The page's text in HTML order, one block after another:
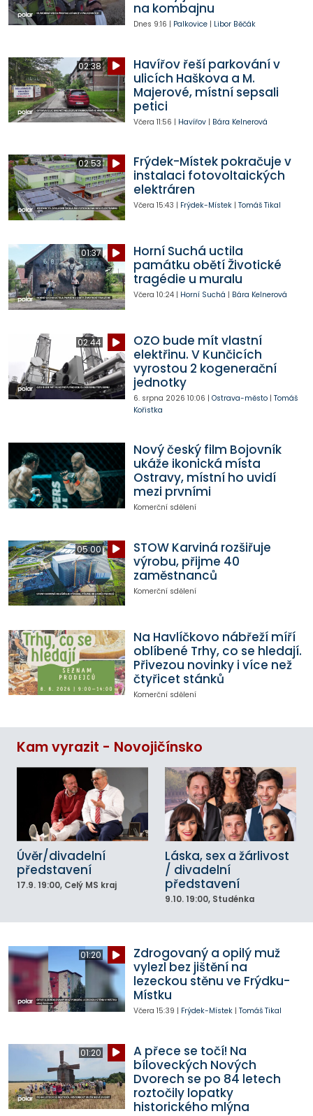
na kombajnu
Dnes 9:16 | Palkovice| Libor Běčák
02:38
Havířov řeší parkování v
ulicích Haškova a M.
Majerové, místní sepsali
petici
Včera 11:56 | Havířov| Bára Kelnerová
02:53
Frýdek-Místek pokračuje v
instalaci fotovoltaických
elektráren
Včera 15:43 | Frýdek-Místek| Tomáš Tikal
01:37
Horní Suchá uctila
památku obětí Životické
tragédie u muralu
Včera 10:24| Horní Suchá | Bára Kelnerová
02:44
OZO bude mít vlastní
elektřinu. V Kunčicích
vyrostou 2 kogenerační
jednotky
6. srpna 2026 10:06 | Ostrava-město| Tomáš
Kořistka
Nový český film Bojovník
ukáže ikonická místa
Ostravy, místní ho uvidí
mezi prvními
Komerční sdělení
05:00
STOW Karviná rozšiřuje
výrobu, přijme 40
zaměstnanců
Komerční sdělení
Na Havlíčkovo nábřeží míří
oblíbené Trhy, co se hledají.
Přivezou novinky i více než
čtyřicet stánků
Komerční sdělení
Kam vyrazit - Novojičínsko
Úvěr/divadelní
představení
17.9. 19:00, Celý MS kraj
Láska, sex a žárlivost
/ divadelní
představení
9.10. 19:00, Studénka
01:20
Zdrogovaný a opilý muž
vylezl bez jištění na
lezeckou stěnu ve Frýdku-
Místku
Včera 15:39 | Frýdek-Místek| Tomáš Tikal
01:20
A přece se točí! Na
bíloveckých Nových
Dvorech se po 84 letech
roztočily lopatky
historického mlýna